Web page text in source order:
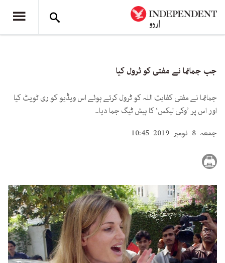
جب جمائما نے مفتی کو ٹرول کیا
جمائما نے مفتی کفایت اللہ کو ٹرول کرتے ہوئے اس ویڈیو کو ری ٹویٹ کیا
اور اس پر ’وکی لیکس‘ کا ہیش ٹیگ جما دیا۔
جمعہ 8 نومبر 2019 10:45